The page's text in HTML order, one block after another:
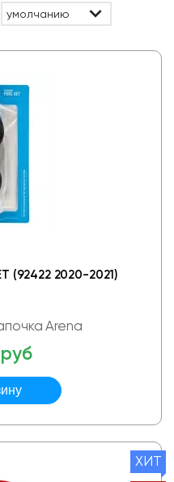
умолчанию
(92422 2020-2021)
Arena
ХИТ